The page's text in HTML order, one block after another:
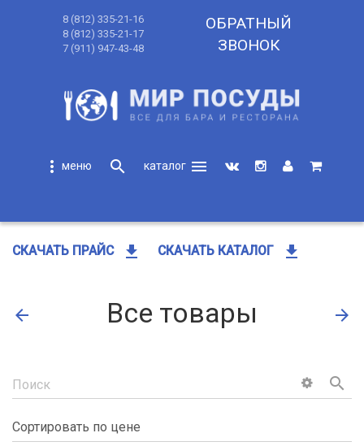
8 (812) 335-21-16
8 (812) 335-21-17
7 (911) 947-43-48
ОБРАТНЫЙ
ЗВОНОК
more_vert search
menu
СКАЧАТЬ ПРАЙС get_app СКАЧАТЬ КАТАЛОГ get_app
arrow_back Все товары arrow_forward
search